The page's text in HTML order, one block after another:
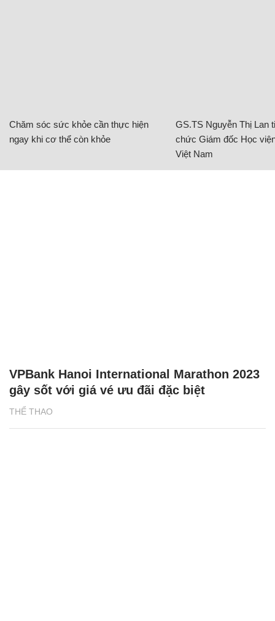
Chăm sóc sức khỏe cần thực hiện
ngay khi cơ thể còn khỏe
GS.TS Nguyễn Thị Lan
chức Giám đốc Học
Việt Nam
THỂ THAO
VPBank Hanoi International Marathon 2023
gây sốt với giá vé ưu đãi đặc biệt